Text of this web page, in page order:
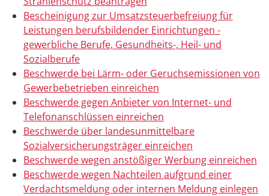
Bescheinigung zur Umsatzsteuerbefreiung für
Leistungen berufsbildender Einrichtungen -
gewerbliche Berufe, Gesundheits-, Heil- und
Sozialberufe
Beschwerde bei Lärm- oder Geruchsemissionen von
Gewerbebetrieben einreichen
Beschwerde gegen Anbieter von Internet- und
Telefonanschlüssen einreichen
Beschwerde über landesunmittelbare
Sozialversicherungsträger einreichen
Beschwerde wegen anstößiger Werbung einreichen
Beschwerde wegen Nachteilen aufgrund einer
Verdachtsmeldung oder internen Meldung einlegen